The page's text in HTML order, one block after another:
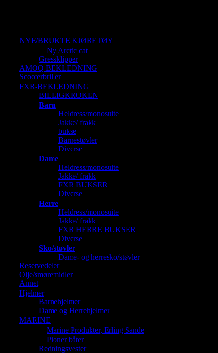
NYE/BRUKTE KJØRETØY
Ny Arctic cat
Gressklipper
AMOQ BEKLEDNING
Scooterbriller
FXR-BEKLEDNING
BILLIGKROKEN
Barn
Heldress/monosuite
Jakke/ frakk
bukse
Barnestøvler
Diverse
Dame
Heldress/monosuite
Jakke/ frakk
FXR BUKSER
Diverse
Herre
Heldress/monosuite
Jakke/ frakk
FXR HERRE BUKSER
Diverse
Sko/støvler
Dame- og herresko/støvler
Reservedeler
Olje/smøremidler
Annet
Hjelmer
Barnehjelmer
Dame og Herrehjelmer
MARINE
Marine Produkter, Erling Sande
Pioner båter
Redningsvester